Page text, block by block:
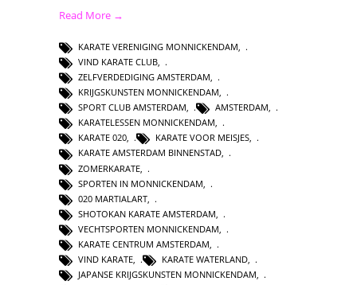
Read More →
KARATE VERENIGING MONNICKENDAM,
VIND KARATE CLUB,
ZELFVERDEDIGING AMSTERDAM,
KRIJGSKUNSTEN MONNICKENDAM,
SPORT CLUB AMSTERDAM, AMSTERDAM,
KARATELESSEN MONNICKENDAM,
KARATE 020, KARATE VOOR MEISJES,
KARATE AMSTERDAM BINNENSTAD,
ZOMERKARATE
SPORTEN IN MONNICKENDAM
020 MARTIALART
SHOTOKAN KARATE AMSTERDAM
VECHTSPORTEN MONNICKENDAM
KARATE CENTRUM AMSTERDAM
VIND KARATE
KARATE WATERLAND
JAPANSE KRIJGSKUNSTEN MONNICKENDAM